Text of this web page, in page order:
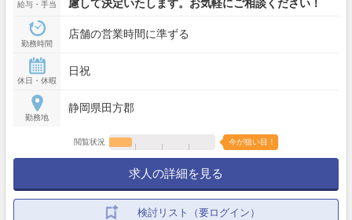
給与・手当 慮して決定いたします。お気軽にご相談ください！
勤務時間
店舗の営業時間に準ずる
休日・休暇
日祝
勤務地
静岡県田方郡
閲覧状況 今が狙い目！
求人の詳細を見る
検討リスト（要ログイン）